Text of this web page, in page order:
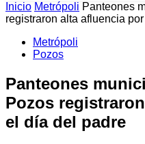
Inicio Metrópoli Panteones
registraron alta afluencia
Metrópoli
Pozos
Panteones
Pozos
el día del padre